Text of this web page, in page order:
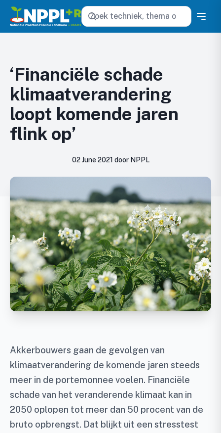
Zoeken
‘Financiële schade
klimaatverandering
loopt komende jaren
flink op’
02 June 2021 door NPPL
Akkerbouwers gaan de gevolgen van
klimaatverandering de komende jaren steeds
meer in de portemonnee voelen. Financiële
schade van het veranderende klimaat kan in
2050 oplopen tot meer dan 50 procent van de
bruto opbrengst. Dat blijkt uit een stresstest